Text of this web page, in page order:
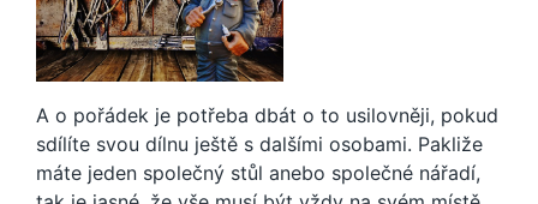
A o pořádek je potřeba dbát o to usilovněji, pokud
sdílíte svou dílnu ještě s dalšími osobami. Pakliže
máte jeden společný stůl anebo společné nářadí,